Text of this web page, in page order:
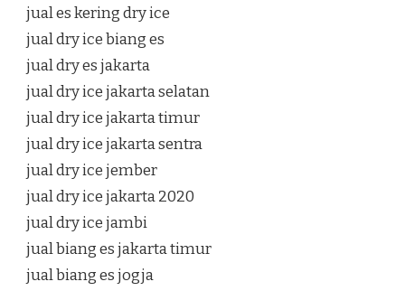
jual es kering dry ice
jual dry ice biang es
jual dry es jakarta
jual dry ice jakarta selatan
jual dry ice jakarta timur
jual dry ice jakarta sentra
jual dry ice jember
jual dry ice jakarta 2020
jual dry ice jambi
jual biang es jakarta timur
jual biang es jogja